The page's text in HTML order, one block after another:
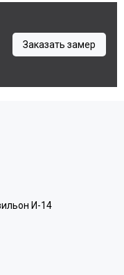
Заказать замер
И-14